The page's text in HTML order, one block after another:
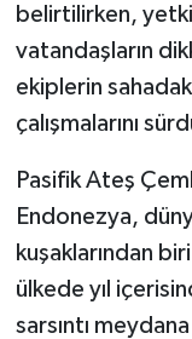
belirtilirken,
vatandaşların
ekiplerin
çalışmalarını
Pasifik Ateş
Endonezya,
kuşaklarından
ülkede yıl
sarsıntı